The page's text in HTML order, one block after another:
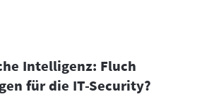
Intelligenz: Fluch
für die IT-Security?